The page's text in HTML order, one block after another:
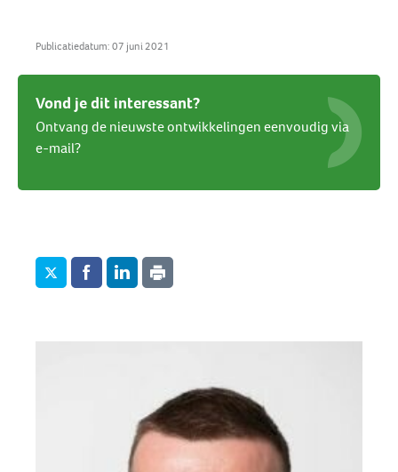
Publicatiedatum: 07 juni 2021
Vond je dit interessant?
Ontvang de nieuwste ontwikkelingen eenvoudig via
e-mail?